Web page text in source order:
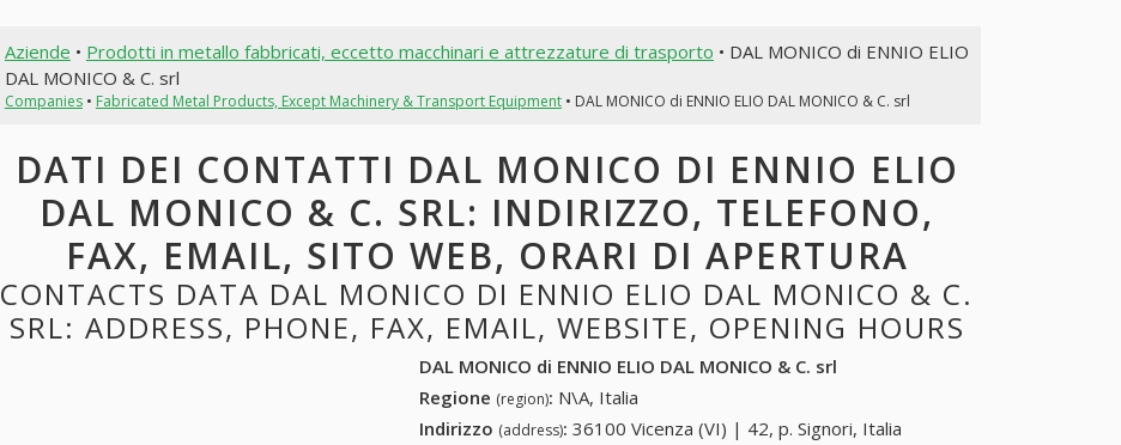
Aziende • Prodotti in metallo fabbricati, eccetto macchinari e attrezzature di trasporto • DAL MONICO di ENNIO ELIO
DAL MONICO & C. srl
Companies• Fabricated Metal Products, Except Machinery & Transport Equipment• DAL MONICO di ENNIO ELIO DAL MONICO & C. srl
DATI DEI CONTATTI DAL MONICO DI ENNIO ELIO
DAL MONICO & C. SRL: INDIRIZZO, TELEFONO,
FAX, EMAIL, SITO WEB, ORARI DI APERTURA
CONTACTS DATA DAL MONICO DI ENNIO ELIO DAL MONICO & C.
SRL: ADDRESS, PHONE, FAX, EMAIL, WEBSITE, OPENING HOURS
DAL MONICO di ENNIO ELIO DAL MONICO & C. srl
Regione (region): N\A, Italia
Indirizzo (address): 36100 Vicenza (VI) | 42, p. Signori, Italia